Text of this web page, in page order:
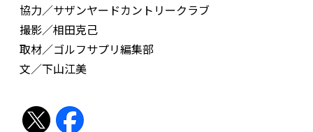
協力／サザンヤードカントリークラブ
撮影／相田克己
取材／ゴルフサプリ編集部
文／下山江美